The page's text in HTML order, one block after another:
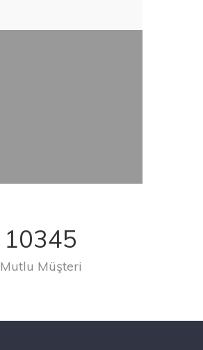
10345
Mutlu Müşteri